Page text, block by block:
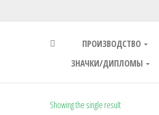
ПРОИЗВОДСТВО
ЗНАЧКИ/ДИПЛОМЫ
Showing the single result